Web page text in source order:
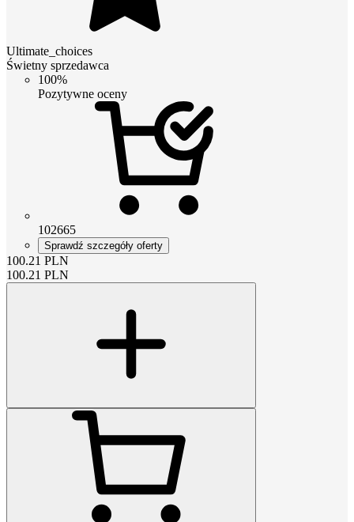
Ultimate_choices
Świetny sprzedawca
100%
Pozytywne oceny
102665
Sprawdź szczegóły oferty
100.21 PLN
100.21 PLN